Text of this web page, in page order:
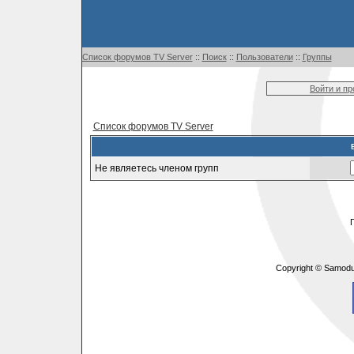
Список форумов TV Server:: Поиск:: Пользователи:: Группы
Войти и
Список форумов TV Server
Не являетесь членом групп
Copyright ©